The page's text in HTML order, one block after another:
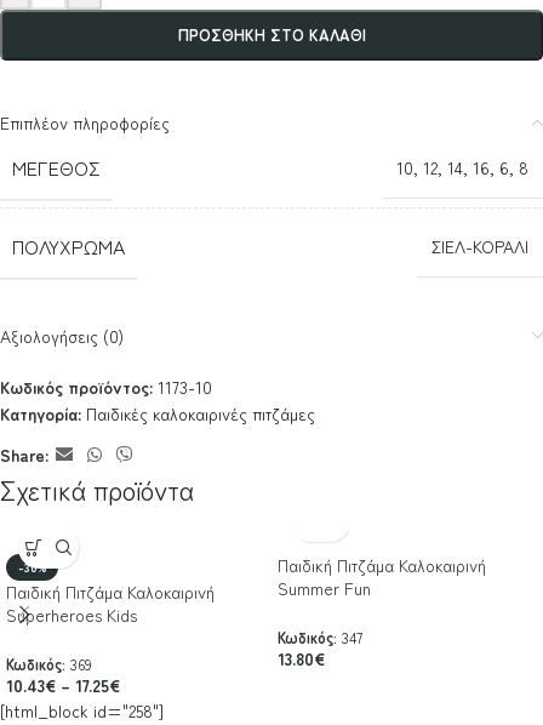
ΠΡΟΣΘΉΚΗ ΣΤΟ ΚΑΛΆΘΙ
Επιπλέον πληροφορίες
ΜΈΓΕΘΟΣ 10, 12, 14, 16, 6, 8
ΠΟΛΎΧΡΩΜΑ ΣΙΕΛ-ΚΟΡΑΛΙ
Αξιολογήσεις (0)
Κωδικός προϊόντος: 1173-10
Κατηγορία: Παιδικές καλοκαιρινές πιτζάμες
Share:
Σχετικά προϊόντα
-30%
Παιδική Πιτζάμα Καλοκαιρινή
Superheroes Kids
Κωδικός: 369
10.43€ – 17.25€
Παιδική Πιτζάμα Καλοκαιρινή
Summer Fun
Κωδικός: 347
13.80€
[html_block id="258"]